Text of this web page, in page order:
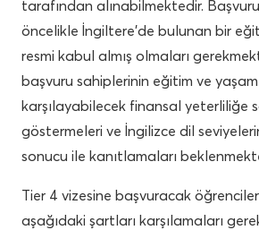
tarafından alınabilmektedir.
öncelikle İngiltere’de bulunan bir
resmi kabul almış olmaları
başvuru sahiplerinin eğitim ve
karşılayabilecek finansal yeterliliğe
göstermeleri ve İngilizce dil
sonucu ile kanıtlamaları
Tier 4 vizesine başvuracak
aşağıdaki şartları karşılamaları